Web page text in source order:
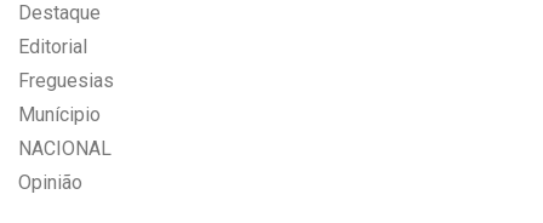
Destaque
Editorial
Freguesias
Munícipio
NACIONAL
Opinião